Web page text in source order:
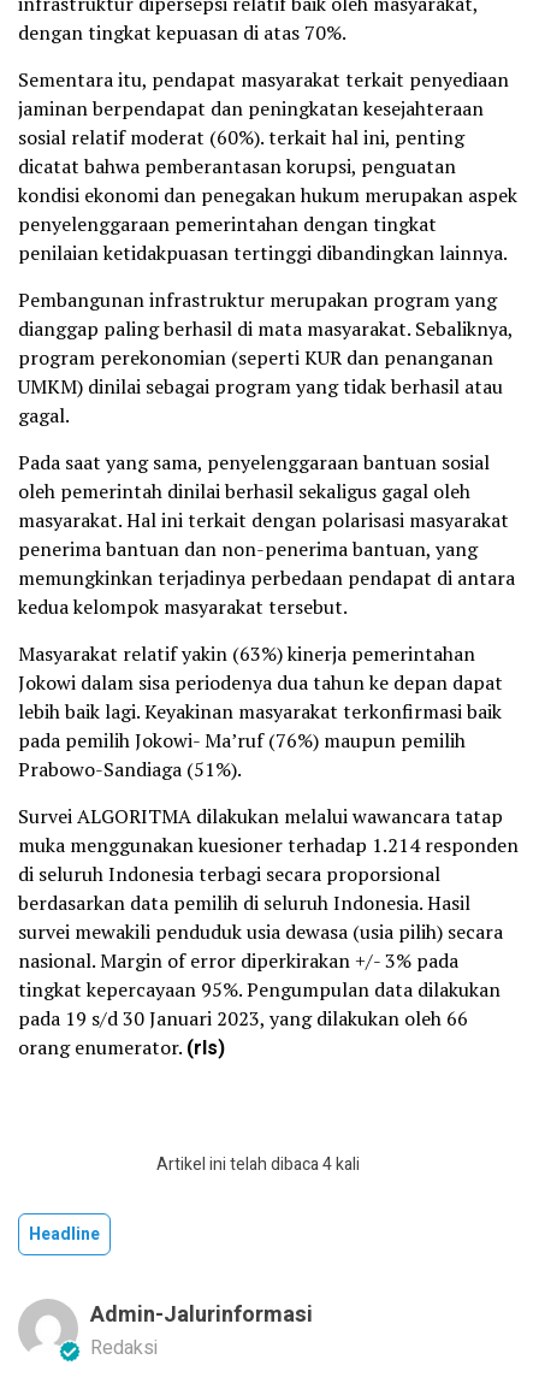
dengan tingkat kepuasan di atas 70%.
Sementara itu, pendapat masyarakat terkait penyediaan
jaminan berpendapat dan peningkatan kesejahteraan
sosial relatif moderat (60%). terkait hal ini, penting
dicatat bahwa pemberantasan korupsi, penguatan
kondisi ekonomi dan penegakan hukum merupakan aspek
penyelenggaraan pemerintahan dengan tingkat
penilaian ketidakpuasan tertinggi dibandingkan lainnya.
Pembangunan infrastruktur merupakan program yang
dianggap paling berhasil di mata masyarakat. Sebaliknya,
program perekonomian (seperti KUR dan penanganan
UMKM) dinilai sebagai program yang tidak berhasil atau
gagal.
Pada saat yang sama, penyelenggaraan bantuan sosial
oleh pemerintah dinilai berhasil sekaligus gagal oleh
masyarakat. Hal ini terkait dengan polarisasi masyarakat
penerima bantuan dan non-penerima bantuan, yang
memungkinkan terjadinya perbedaan pendapat di antara
kedua kelompok masyarakat tersebut.
Masyarakat relatif yakin (63%) kinerja pemerintahan
Jokowi dalam sisa periodenya dua tahun ke depan dapat
lebih baik lagi. Keyakinan masyarakat terkonfirmasi baik
pada pemilih Jokowi- Ma’ruf (76%) maupun pemilih
Prabowo-Sandiaga (51%).
Survei ALGORITMA dilakukan melalui wawancara tatap
muka menggunakan kuesioner terhadap 1.214 responden
di seluruh Indonesia terbagi secara proporsional
berdasarkan data pemilih di seluruh Indonesia. Hasil
survei mewakili penduduk usia dewasa (usia pilih) secara
nasional. Margin of error diperkirakan +/- 3% pada
tingkat kepercayaan 95%. Pengumpulan data dilakukan
pada 19 s/d 30 Januari 2023, yang dilakukan oleh 66
orang enumerator. (rls)
Artikel ini telah dibaca 4 kali
Headline
Admin-Jalurinformasi
Redaksi